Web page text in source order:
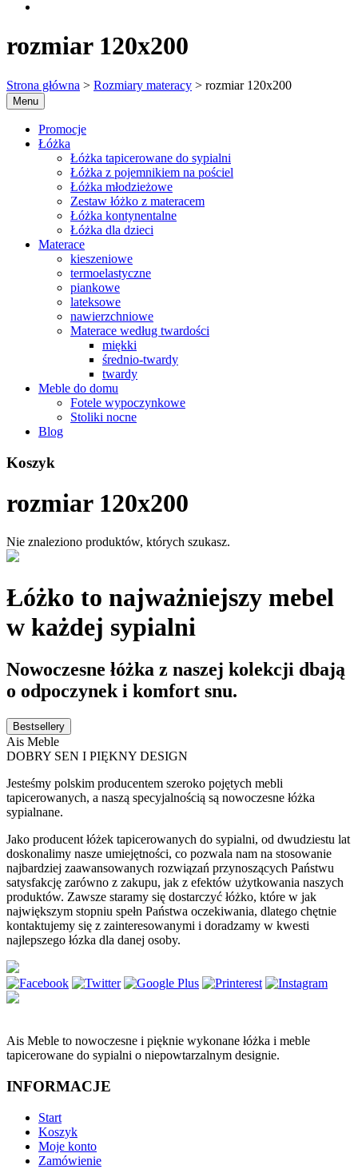
rozmiar 120x200
Strona główna > Rozmiary materacy > rozmiar 120x200
Menu
Promocje
Łóżka
Łóżka tapicerowane do sypialni
Łóżka z pojemnikiem na pościel
Łóżka młodzieżowe
Zestaw łóżko z materacem
Łóżka kontynentalne
Łóżka dla dzieci
Materace
kieszeniowe
termoelastyczne
piankowe
lateksowe
nawierzchniowe
Materace według twardości
miękki
średnio-twardy
twardy
Meble do domu
Fotele wypoczynkowe
Stoliki nocne
Blog
Koszyk
rozmiar 120x200
Nie znaleziono produktów, których szukasz.
Łóżko to najważniejszy mebel
w każdej sypialni
Nowoczesne łóżka z naszej kolekcji dbają
o odpoczynek i komfort snu.
Bestsellery
Ais Meble
DOBRY SEN I PIĘKNY DESIGN
Jesteśmy polskim producentem szeroko pojętych mebli
tapicerowanych, a naszą specyjalnością są nowoczesne łóżka
sypialnane.
Jako producent łóżek tapicerowanych do sypialni, od dwudziestu lat
doskonalimy nasze umiejętności, co pozwala nam na stosowanie
najbardziej zaawansowanych rozwiązań przynoszących Państwu
satysfakcję zarówno z zakupu, jak z efektów użytkowania naszych
produktów. Zawsze staramy się dostarczyć łóżko, które w jak
największym stopniu spełn Państwa oczekiwania, dlatego chętnie
kontaktujemy się z zainteresowanymi i doradzamy w kwesti
najlepszego łózka dla danej osoby.
Ais Meble to nowoczesne i pięknie wykonane łóżka i meble
tapicerowane do sypialni o niepowtarzalnym designie.
INFORMACJE
Start
Koszyk
Moje konto
Zamówienie